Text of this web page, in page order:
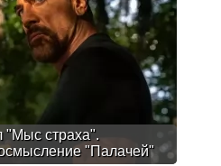
"Мыс страха".
"Палачей"